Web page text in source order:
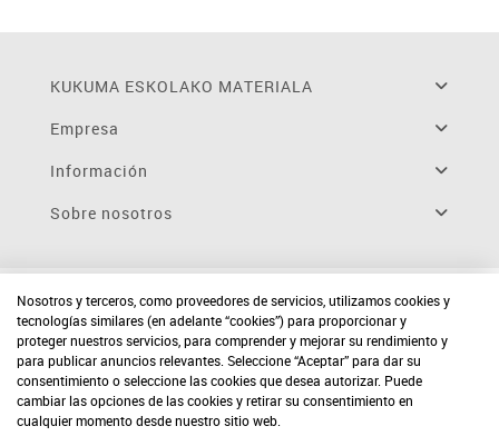
KUKUMA ESKOLAKO MATERIALA
Empresa
Información
Sobre nosotros
Nosotros y terceros, como proveedores de servicios, utilizamos cookies y
tecnologías similares (en adelante “cookies”) para proporcionar y
proteger nuestros servicios, para comprender y mejorar su rendimiento y
para publicar anuncios relevantes. Seleccione “Aceptar” para dar su
consentimiento o seleccione las cookies que desea autorizar. Puede
cambiar las opciones de las cookies y retirar su consentimiento en
cualquier momento desde nuestro sitio web.